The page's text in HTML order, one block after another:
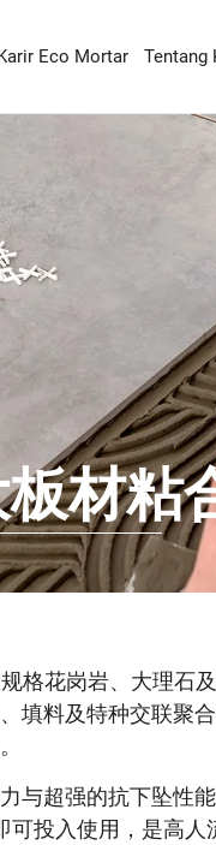
Eco Mortar Tentang
材粘
格花岗岩、大理石
填料及特种交联聚
与超强的抗下坠性
可投入使用，是高